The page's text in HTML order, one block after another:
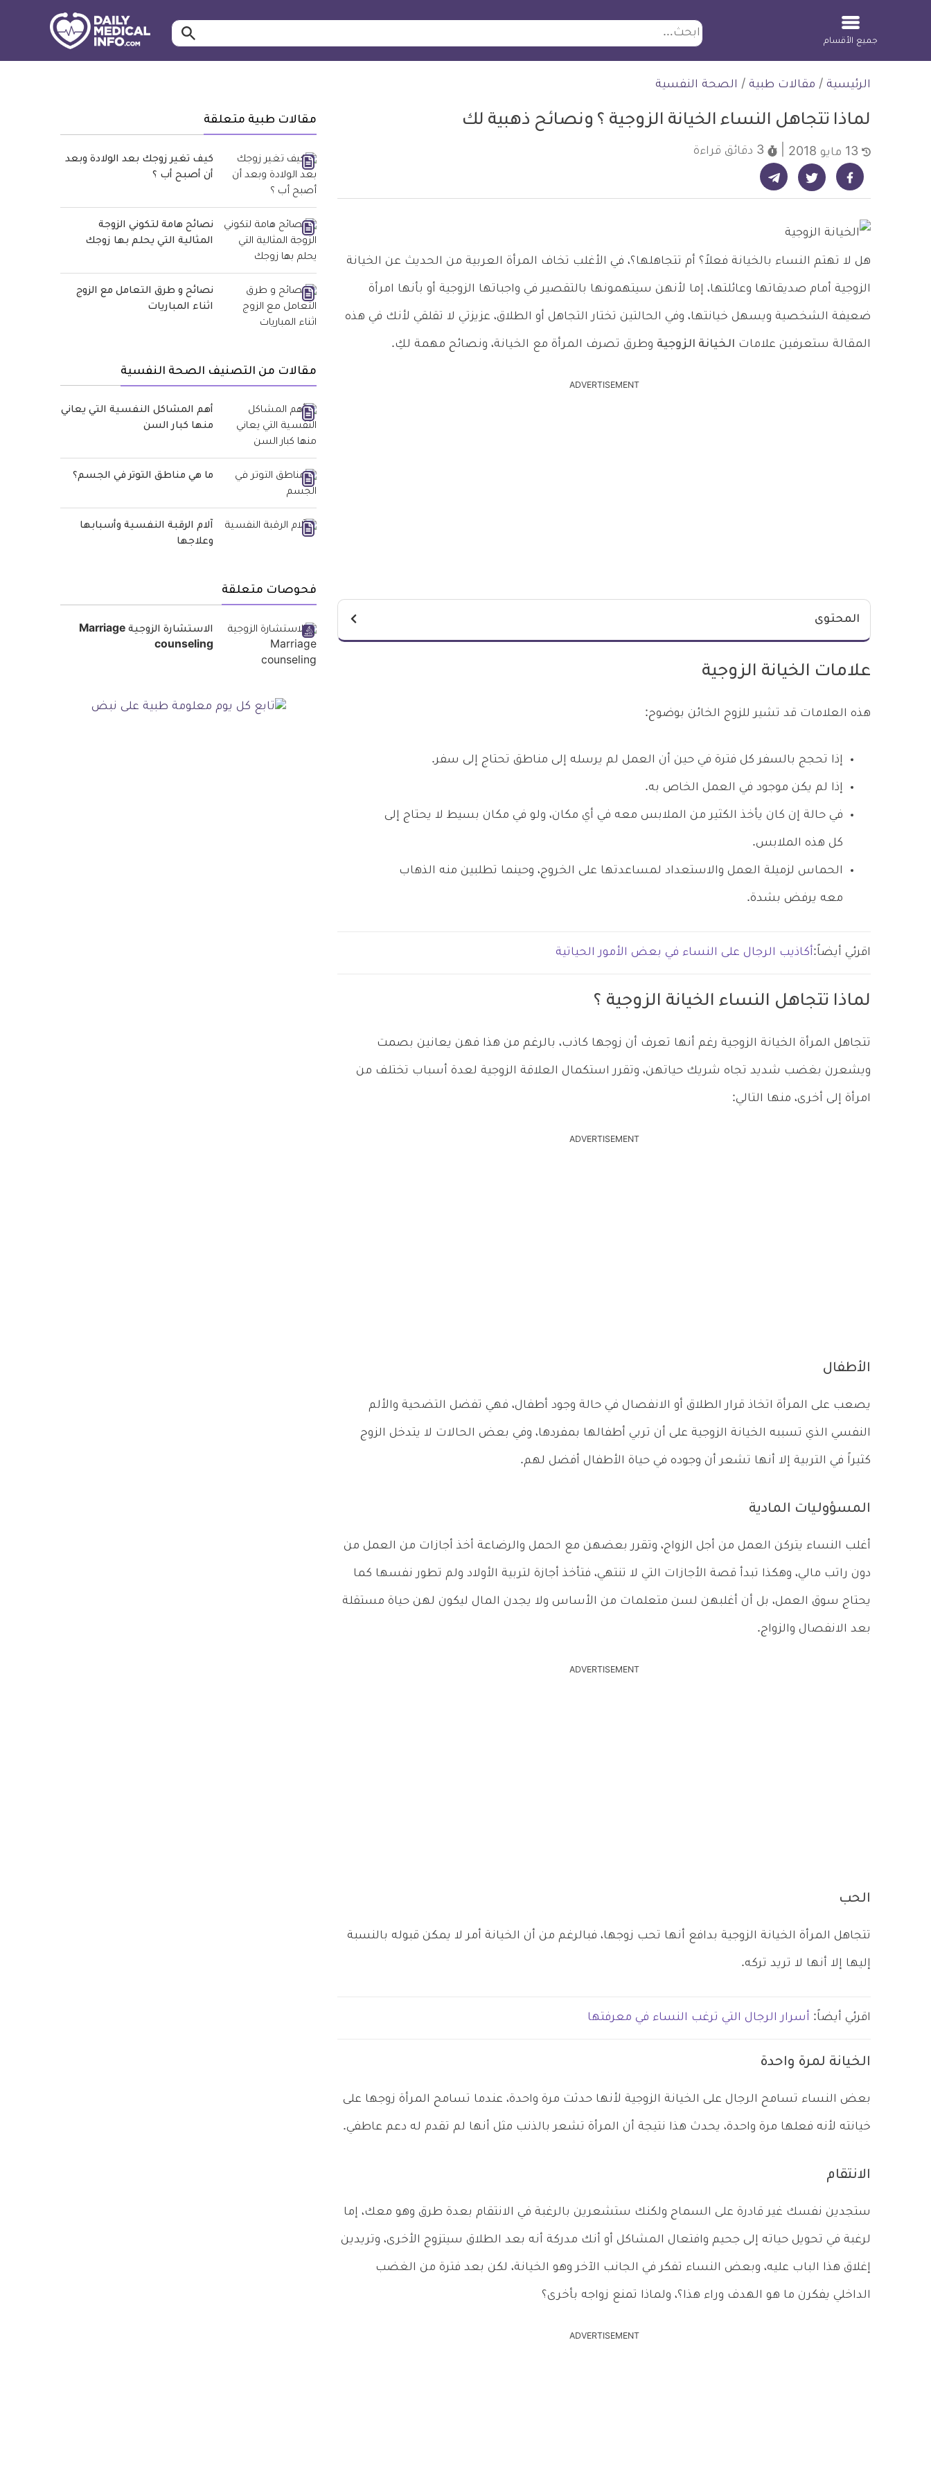
ابحث ابحث…
جميع الأقسام
الرئيسية / مقالات طبية / الصحة النفسية
لماذا تتجاهل النساء الخيانة الزوجية ؟ ونصائح ذهبية لك
3 دقائق قراءة
شارك على فيسبوك - ديلي ميديكال انفو شارك على تويتر - ديلي ميديكال انفو شارك على تيليجرام - ديلي ميديكال انفو
هل لا تهتم النساء بالخيانة فعلاً؟ أم تتجاهلها؟، في الأغلب تخاف المرأة العربية من الحديث عن الخيانة
الزوجية أمام صديقاتها وعائلتها، إما لأنهن سيتهمونها بالتقصير في واجباتها الزوجية أو بأنها امرأة
ضعيفة الشخصية ويسهل خيانتها، وفي الحالتين تختار التجاهل أو الطلاق، عزيزتي لا تقلقي لأنك في هذه
المقالة ستعرفين علامات الخيانة الزوجية وطرق تصرف المرأة مع الخيانة، ونصائح مهمة لكِ.
ADVERTISEMENT
المحتوى
علامات الخيانة الزوجية
هذه العلامات قد تشير للزوج الخائن بوضوح:
إذا تحجج بالسفر كل فترة في حين أن العمل لم يرسله إلى مناطق تحتاج إلى سفر.
إذا لم يكن موجود في العمل الخاص به.
في حالة إن كان يأخذ الكثير من الملابس معه في أي مكان، ولو في مكان بسيط لا يحتاج إلى
كل هذه الملابس.
الحماس لزميلة العمل والاستعداد لمساعدتها على الخروج، وحينما تطلبين منه الذهاب
معه يرفض بشدة.
اقرئي أيضاً:أكاذيب الرجال على النساء في بعض الأمور الحياتية
لماذا تتجاهل النساء الخيانة الزوجية ؟
تتجاهل المرأة الخيانة الزوجية رغم أنها تعرف أن زوجها كاذب، بالرغم من هذا فهن يعانين بصمت
ويشعرن بغضب شديد تجاه شريك حياتهن، وتقرر استكمال العلاقة الزوجية لعدة أسباب تختلف من
امرأة إلى أخرى، منها التالي:
ADVERTISEMENT
الأطفال
يصعب على المرأة اتخاذ قرار الطلاق أو الانفصال في حالة وجود أطفال، فهي تفضل التضحية والألم
النفسي الذي تسببه الخيانة الزوجية على أن تربي أطفالها بمفردها، وفي بعض الحالات لا يتدخل الزوج
كثيراً في التربية إلا أنها تشعر أن وجوده في حياة الأطفال أفضل لهم.
المسؤوليات المادية
أغلب النساء يتركن العمل من أجل الزواج، وتقرر بعضهن مع الحمل والرضاعة أخذ أجازات من العمل من
دون راتب مالي، وهكذا تبدأ قصة الأجازات التي لا تنتهي، فتأخذ أجازة لتربية الأولاد ولم تطور نفسها كما
يحتاج سوق العمل، بل أن أغلبهن لسن متعلمات من الأساس ولا يجدن المال ليكون لهن حياة مستقلة
بعد الانفصال والزواج.
ADVERTISEMENT
الحب
تتجاهل المرأة الخيانة الزوجية بدافع أنها تحب زوجها، فبالرغم من أن الخيانة أمر لا يمكن قبوله بالنسبة
إليها إلا أنها لا تريد تركه.
اقرئي أيضاً: أسرار الرجال التي ترغب النساء في معرفتها
الخيانة لمرة واحدة
بعض النساء تسامح الرجال على الخيانة الزوجية لأنها حدثت مرة واحدة، عندما تسامح المرأة زوجها على
خيانته لأنه فعلها مرة واحدة، يحدث هذا نتيجة أن المرأة تشعر بالذنب مثل أنها لم تقدم له دعم عاطفي.
الانتقام
ستجدين نفسك غير قادرة على السماح ولكنك ستشعرين بالرغبة في الانتقام بعدة طرق وهو معك، إما
لرغبة في تحويل حياته إلى جحيم وافتعال المشاكل أو أنك مدركة أنه بعد الطلاق سيتزوج الأخرى، وتريدين
إغلاق هذا الباب عليه، وبعض النساء تفكر في الجانب الآخر وهو الخيانة، لكن بعد فترة من الغضب
الداخلي يفكرن ما هو الهدف وراء هذا؟، ولماذا تمنع زواجه بأخرى؟
ADVERTISEMENT
مقالات طبية متعلقة
كيف تغير زوجك بعد الولادة وبعد
أن أصبح أب ؟
نصائح هامة لتكوني الزوجة
المثالية التي يحلم بها زوجك
نصائح و طرق التعامل مع الزوج
اثناء المباريات
مقالات من التصنيف الصحة النفسية
أهم المشاكل النفسية التي يعاني
منها كبار السن
ما هي مناطق التوتر في الجسم؟
آلام الرقبة النفسية وأسبابها
وعلاجها
فحوصات متعلقة
الاستشارة الزوجية Marriage
counseling